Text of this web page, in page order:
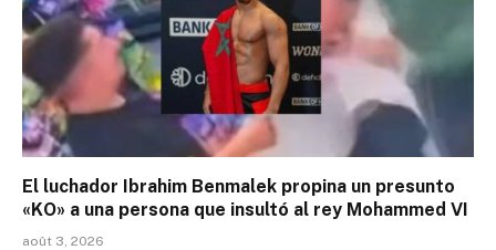
El luchador Ibrahim Benmalek propina un presunto
«KO» a una persona que insultó al rey Mohammed VI
août 3, 2026